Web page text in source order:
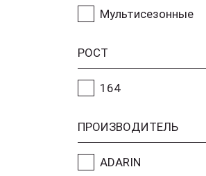
Мультисезонные
РОСТ
164
ПРОИЗВОДИТЕЛЬ
ADARIN